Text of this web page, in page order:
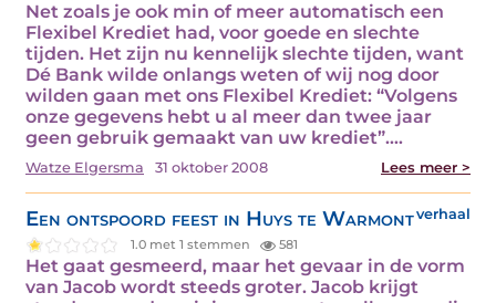
Net zoals je ook min of meer automatisch een
Flexibel Krediet had, voor goede en slechte
tijden. Het zijn nu kennelijk slechte tijden, want
Dé Bank wilde onlangs weten of wij nog door
wilden gaan met ons Flexibel Krediet: “Volgens
onze gegevens hebt u al meer dan twee jaar
geen gebruik gemaakt van uw krediet”.…
Watze Elgersma 31 oktober 2008 Lees meer >
Een ontspoord feest in Huys te Warmontverhaal
1.0 met 1 stemmen 581
Het gaat gesmeerd, maar het gevaar in de vorm
van Jacob wordt steeds groter. Jacob krijgt